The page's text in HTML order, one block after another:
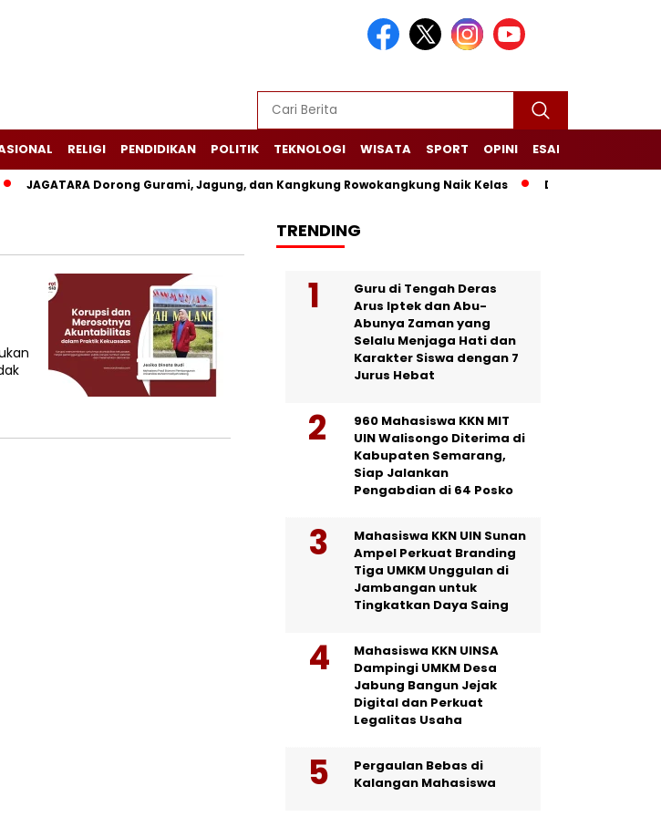
RELIGI PENDIDIKAN POLITIK TEKNOLOGI WISATA SPORT OPINI ESAI
JAGATARA Dorong Gurami, Jagung, dan Kangkung Rowokangkung Naik Kelas Dari Limbah Menjadi
TRENDING
Guru di Tengah Deras
Arus Iptek dan Abu-
Abunya Zaman yang
Selalu Menjaga Hati dan
Karakter Siswa dengan 7
Jurus Hebat
960 Mahasiswa KKN MIT
UIN Walisongo Diterima di
Kabupaten Semarang,
Siap Jalankan
Pengabdian di 64 Posko
Mahasiswa KKN UIN Sunan
Ampel Perkuat Branding
Tiga UMKM Unggulan di
Jambangan untuk
Tingkatkan Daya Saing
Mahasiswa KKN UINSA
Dampingi UMKM Desa
Jabung Bangun Jejak
Digital dan Perkuat
Legalitas Usaha
Pergaulan Bebas di
Kalangan Mahasiswa